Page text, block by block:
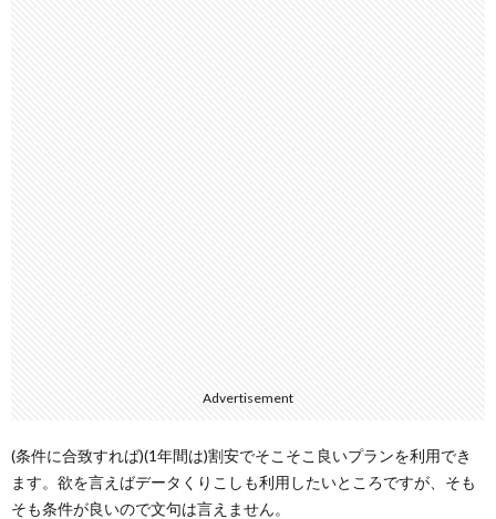
Advertisement
(条件に合致すれば)(1年間は)割安でそこそこ良いプランを利用でき
ます。欲を言えばデータくりこしも利用したいところですが、そも
そも条件が良いので文句は言えません。